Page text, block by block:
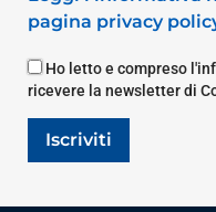
pagina privacy
Ho letto e compreso
ricevere la newsletter di
Iscriviti